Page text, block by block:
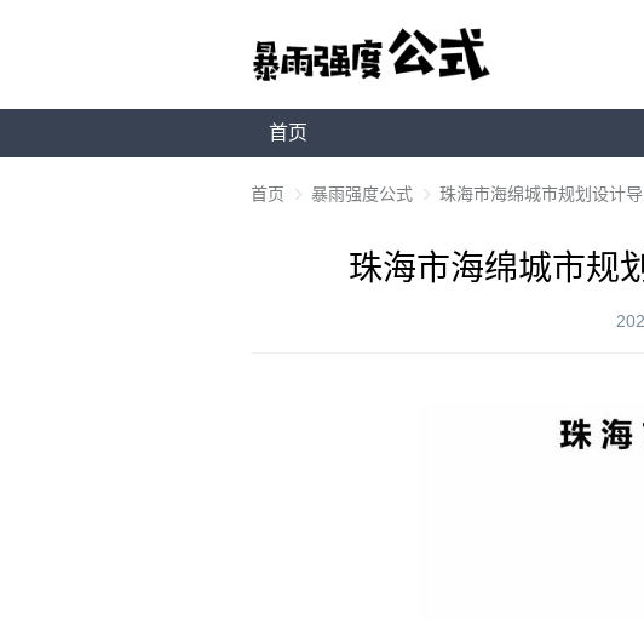
首页
首页 暴雨强度公式 珠海市海绵城市规划设计
珠海市海绵城市规